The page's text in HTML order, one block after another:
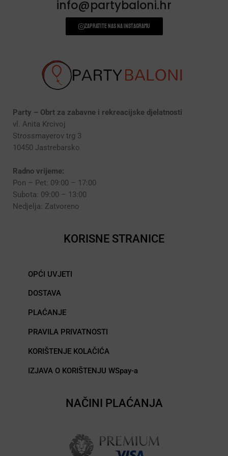
info@partybaloni.hr
Zapratite nas na instagramu
Party – Obrt za zabavne i rekreacijske djelatnosti
vl. Anita Krcivoj
Strossmayerov trg 3
10450 Jastrebarsko
Radno vrijeme:
Pon – Pet: 09:00 – 17:00
Subota: 09:00 – 13:00
Nedjelja: Zatvoreno
KORISNE STRANICE
OPĆI UVJETI
DOSTAVA
PLAĆANJE
PRAVILA PRIVATNOSTI
KORIŠTENJE KOLAČIĆA
IZJAVA O KORIŠTENJU WSpay-a
NAČINI PLAĆANJA